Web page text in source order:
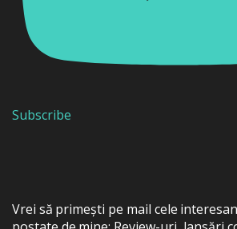
Subscribe
Vrei să primești pe mail cele